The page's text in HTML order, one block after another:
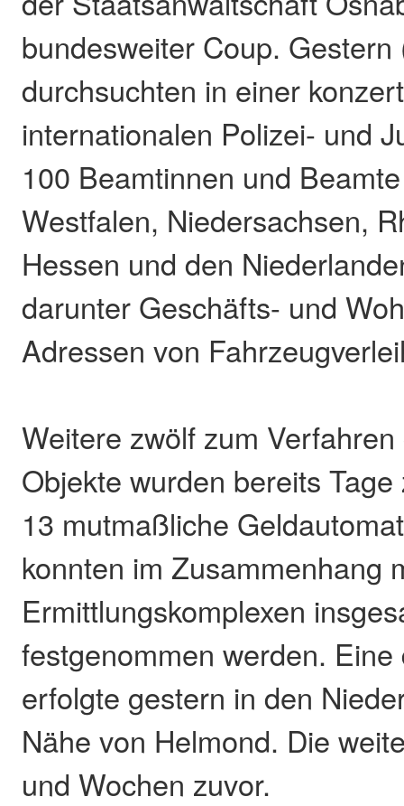
bundesweiter Coup.
durchsuchten in einer
internationalen Polizei- und
100 Beamtinnen und
Westfalen, Niedersachsen,
Hessen und den
darunter Geschäfts- und
Adressen von
Weitere zwölf zum
Objekte wurden bereits
13 mutmaßliche
konnten im Zusammenhang
Ermittlungskomplexen
festgenommen werden.
erfolgte gestern in den
Nähe von Helmond. Die
und Wochen zuvor.